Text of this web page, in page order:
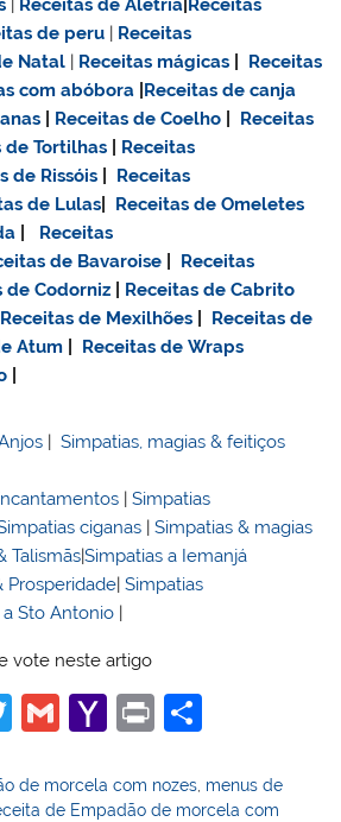
| Receitas de Aletria Receitas
de peru | Receitas
Natal | Receitas mágicas
Receitas
com abóbora Receitas de canja
Receitas de Coelho
Receitas
de Tortilhas
Receitas
de Rissóis
Receitas
de Lulas
Receitas de Omeletes
Receitas
de Bavaroise
Receitas
de Codorniz
Receitas de Cabrito
Receitas de Mexilhões
Receitas de
Atum
Receitas de Wraps
|Simpatias, magias & feitiços
|Simpatias
ciganas |Simpatias & magias
Talismãs|Simpatias a Iemanjá
Prosperidade|Simpatias
a Sto Antonio |
vote neste artigo
T
itt
G
ai
Y
h
Pr
t
ar
de morcela com nozes menus de
de Empadão de morcela com